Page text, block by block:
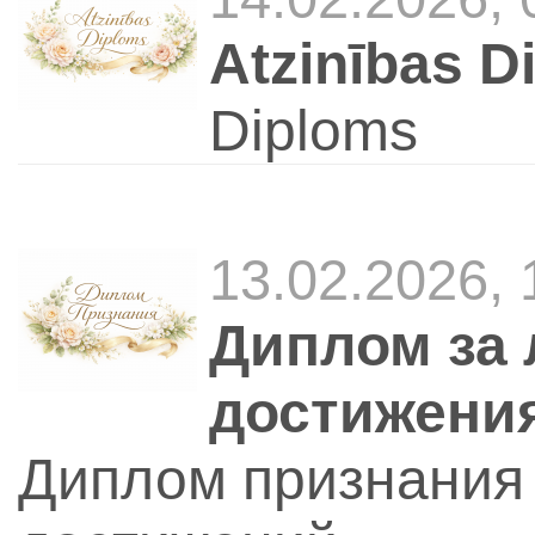
Atzinības
Diploms
13.02.2026,
Диплом за
Диплом признания